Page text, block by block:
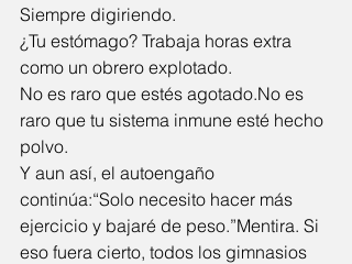
Siempre digiriendo.
¿Tu estómago? Trabaja horas extra
como un obrero explotado.
No es raro que estés agotado.No es
raro que tu sistema inmune esté hecho
polvo.
Y aun así, el autoengaño
continúa:“Solo necesito hacer más
ejercicio y bajaré de peso.”Mentira. Si
eso fuera cierto, todos los gimnasios